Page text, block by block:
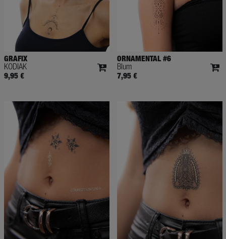
GRAFIX
KODIAK
9,95 €
ORNAMENTAL #6
Blum
7,95 €